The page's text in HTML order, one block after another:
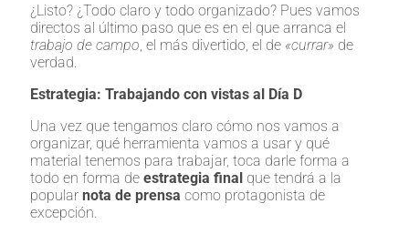
¿Listo? ¿Todo claro y todo organizado? Pues vamos
directos al último paso que es en el que arranca el
trabajo de campo, el más divertido, el de «currar» de
verdad.
Estrategia: Trabajando con vistas al Día D
Una vez que tengamos claro cómo nos vamos a
organizar, qué herramienta vamos a usar y qué
material tenemos para trabajar, toca darle forma a
todo en forma de estrategia final que tendrá a la
popular nota de prensa como protagonista de
excepción.